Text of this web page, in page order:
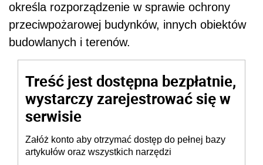
określa rozporządzenie w sprawie ochrony
przeciwpożarowej budynków, innych obiektów
budowlanych i terenów.
Treść jest dostępna bezpłatnie,
wystarczy zarejestrować się w
serwisie
Załóż konto aby otrzymać dostęp do pełnej bazy
artykułów oraz wszystkich narzędzi